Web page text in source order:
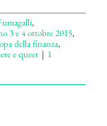
,
3 e 4 ottobre 2015,
della finanza,
e queer | 1